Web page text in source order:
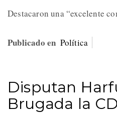
Destacaron una “excelente
Publicado en Política
Disputan
Brugada la